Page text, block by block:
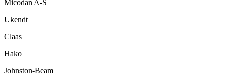
Micodan A-S
Ukendt
Claas
Hako
Johnston-Beam